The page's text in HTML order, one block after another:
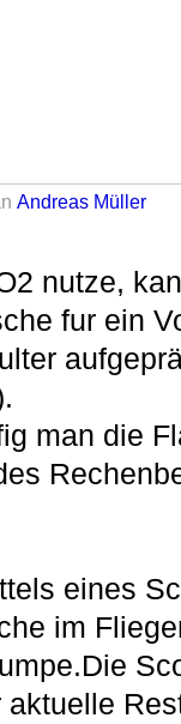
Andreas Müller
nutze,
fur ein
man die
eines
im